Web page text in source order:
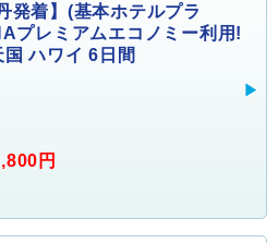
発着】(基本ホテルプラ
プレミアムエコノミー利用!
国 ハワイ 6日間
円